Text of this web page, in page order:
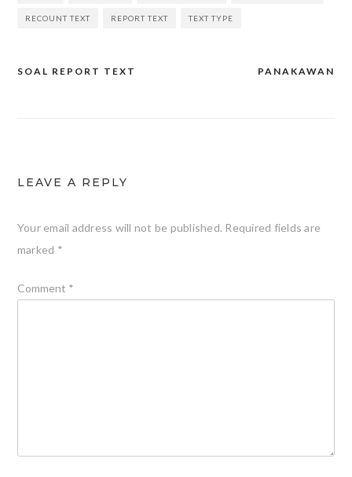
RECOUNT TEXT REPORT TEXT TEXT TYPE
Post
PANAKAWAN
SOAL REPORT TEXT
LEAVE A REPLY
Your email address will not be published. Required fields are
marked *
Comment *